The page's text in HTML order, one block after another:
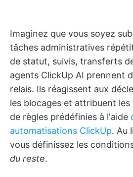
Imaginez que vous soyez
tâches administratives
de statut, suivis, transferts
agents ClickUp AI prennent
relais. Ils réagissent aux
les blocages et attribuent
de règles prédéfinies à l'aide
automatisations ClickUp. Au
vous définissez les
du reste.